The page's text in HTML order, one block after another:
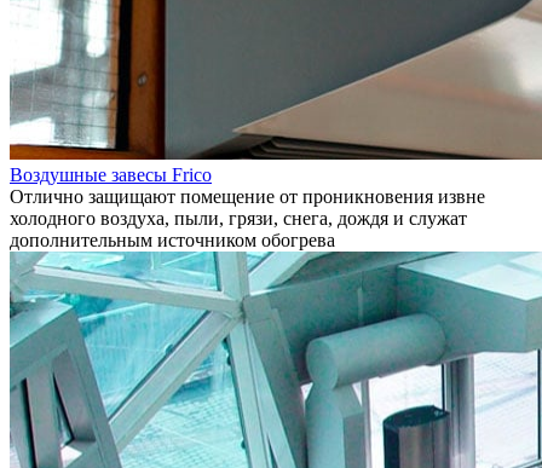
Воздушные завесы Frico
Отлично защищают помещение от проникновения извне
холодного воздуха, пыли, грязи, снега, дождя и служат
дополнительным источником обогрева